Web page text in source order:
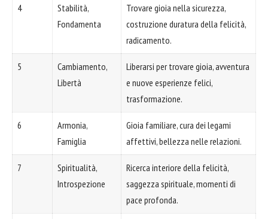
4
Stabilità,
Fondamenta
Trovare gioia nella sicurezza,
costruzione duratura della felicità,
radicamento.
5
Cambiamento,
Libertà
Liberarsi per trovare gioia, avventura
e nuove esperienze felici,
trasformazione.
6
Armonia,
Famiglia
Gioia familiare, cura dei legami
affettivi, bellezza nelle relazioni.
7
Spiritualità,
Introspezione
Ricerca interiore della felicità,
saggezza spirituale, momenti di
pace profonda.